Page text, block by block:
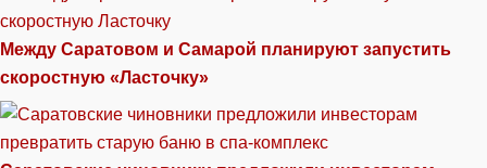
Между Саратовом и Самарой планируют запустить
скоростную «Ласточку»